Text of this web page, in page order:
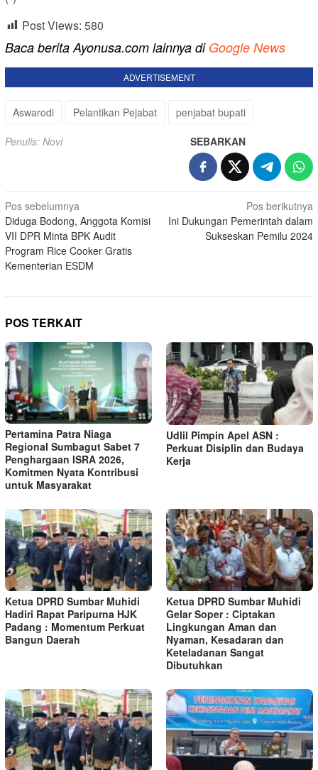
Post Views: 580
Baca berita Ayonusa.com lainnya di Google News
ADVERTISEMENT
Aswarodi Pelantikan Pejabat penjabat bupati
Penulis: Novi SEBARKAN
Navigasi
pos
Pos sebelumnya
Diduga Bodong, Anggota Komisi
VII DPR Minta BPK Audit
Program Rice Cooker Gratis
Kementerian ESDM
Pos berikutnya
Ini Dukungan Pemerintah dalam
Sukseskan Pemilu 2024
POS TERKAIT
Pertamina Patra Niaga
Regional Sumbagut Sabet 7
Penghargaan ISRA 2026,
Komitmen Nyata Kontribusi
untuk Masyarakat
Udlil Pimpin Apel ASN :
Perkuat Disiplin dan Budaya
Kerja
Ketua DPRD Sumbar Muhidi
Hadiri Rapat Paripurna HJK
Padang : Momentum Perkuat
Bangun Daerah
Ketua DPRD Sumbar Muhidi
Gelar Soper : Ciptakan
Lingkungan Aman dan
Nyaman, Kesadaran dan
Keteladanan Sangat
Dibutuhkan